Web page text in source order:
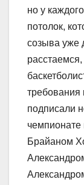
но у
потолок,
созыва уже
требования
подписали
чемпионате
Брайаном